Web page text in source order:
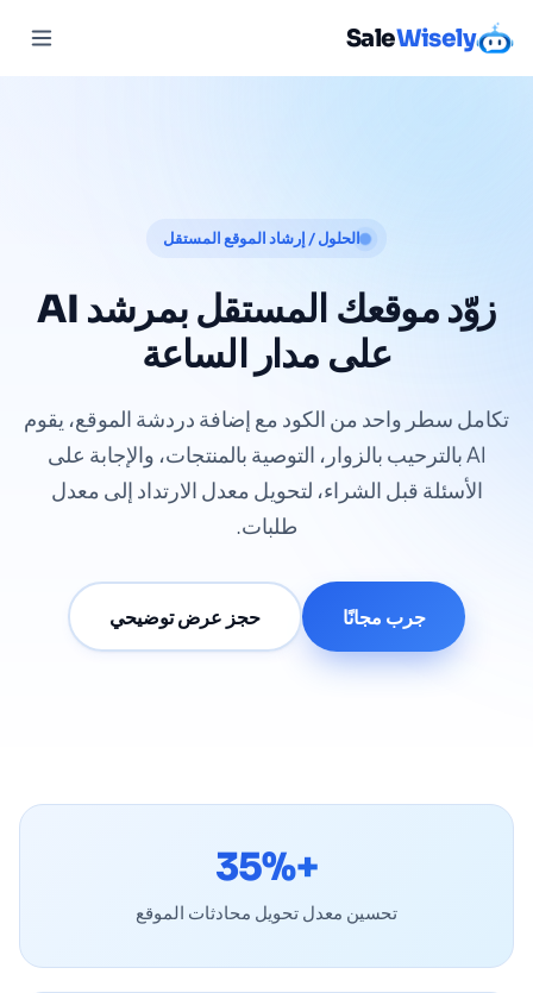
SaleWisely
الحلول / إرشاد الموقع المستقل
زوّد موقعك المستقل بمرشد AI
على مدار الساعة
تكامل سطر واحد من الكود مع إضافة دردشة الموقع، يقوم
AI بالترحيب بالزوار، التوصية بالمنتجات، والإجابة على
الأسئلة قبل الشراء، لتحويل معدل الارتداد إلى معدل
طلبات.
جرب مجانًا حجز عرض توضيحي
+35%
تحسين معدل تحويل محادثات الموقع